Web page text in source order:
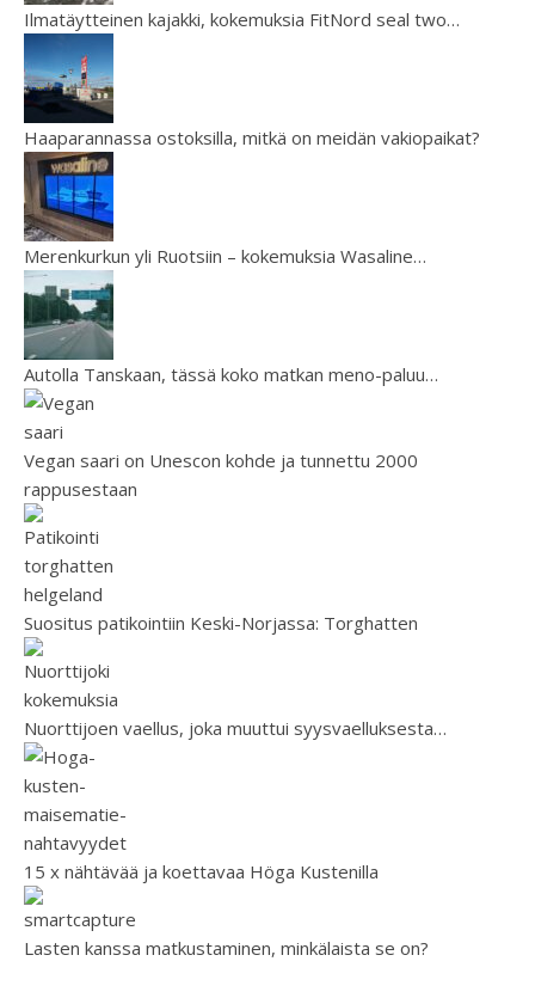
Ilmatäytteinen kajakki, kokemuksia FitNord seal two…
Haaparannassa ostoksilla, mitkä on meidän vakiopaikat?
Merenkurkun yli Ruotsiin – kokemuksia Wasaline…
Autolla Tanskaan, tässä koko matkan meno-paluu…
Vegan saari on Unescon kohde ja tunnettu 2000
rappusestaan
Suositus patikointiin Keski-Norjassa: Torghatten
Nuorttijoen vaellus, joka muuttui syysvaelluksesta…
15 x nähtävää ja koettavaa Höga Kustenilla
Lasten kanssa matkustaminen, minkälaista se on?